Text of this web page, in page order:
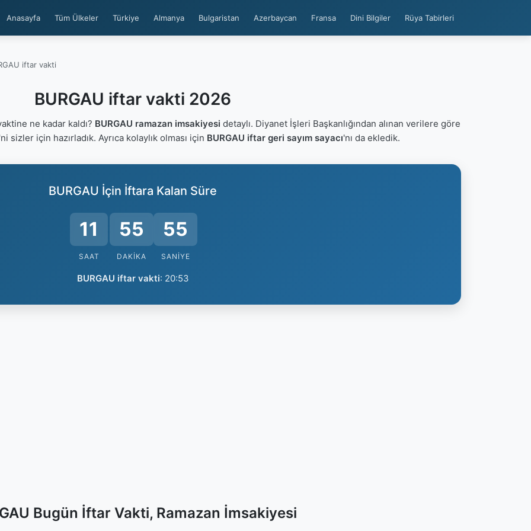
Anasayfa Tüm Ülkeler Türkiye Almanya Bulgaristan Azerbaycan Fransa Dini Bilgiler Rüya Tabirleri
iftar vakti
BURGAU iftar vakti 2026
ne kadar kaldı? BURGAU ramazan imsakiyesi detaylı. Diyanet İşleri Başkanlığından alınan verilere göre
sizler için hazırladık. Ayrıca kolaylık olması için BURGAU iftar geri sayım sayacı'nı da ekledik.
BURGAU İçin İftara Kalan Süre
11
SAAT
55
DAKIKA
55
SANIYE
BURGAU iftar vakti: 20:53
Bugün İftar Vakti, Ramazan İmsakiyesi